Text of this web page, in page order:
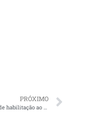
PRÓXIMO
Larissa Abdalla solicita mudanças no processo de habilitação ao DENATRAN